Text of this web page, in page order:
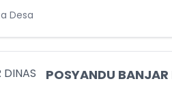
Desa
POSYANDU BANJAR